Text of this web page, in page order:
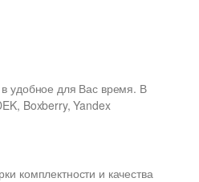
удобное для Вас время. В
Boxberry, Yandex
комплектности и качества